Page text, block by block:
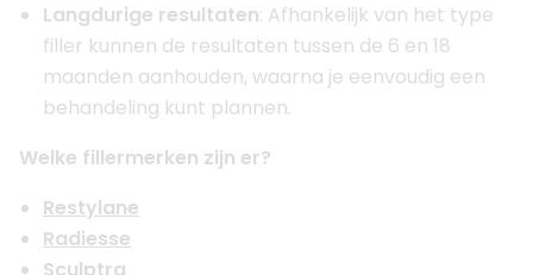
Langdurige resultaten: Afhankelijk van het type
filler kunnen de resultaten tussen de 6 en 18
maanden aanhouden, waarna je eenvoudig een
behandeling kunt plannen.
Welke fillermerken zijn er?
Restylane
Radiesse